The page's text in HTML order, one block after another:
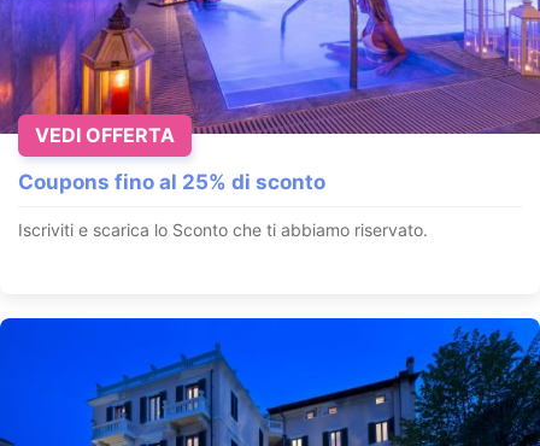
Coupons fino al 25% di sconto
Iscriviti e scarica lo Sconto che ti abbiamo riservato.
VEDI OFFERTA